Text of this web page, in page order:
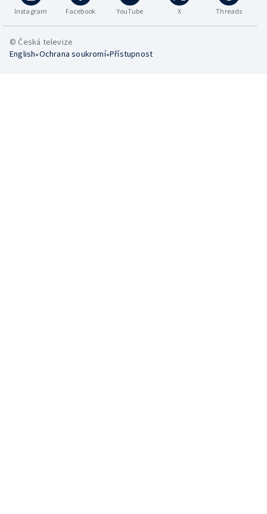
Instagram Facebook YouTube X Threads
© Česká televize
English•Ochrana soukromí•Přístupnost